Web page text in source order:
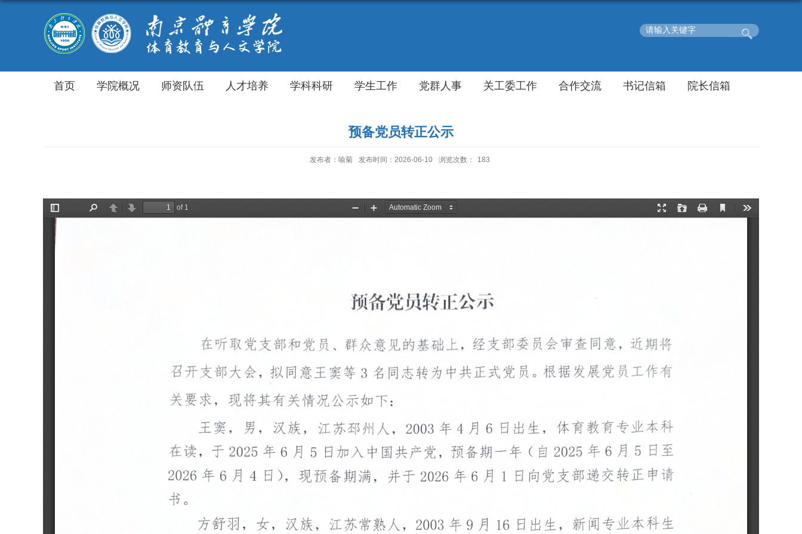
首页 学院概况 师资队伍 人才培养 学科科研 学生工作 党群人事 关工委工作 合作交流 书记信箱 院长信箱
预备党员转正公示
发布者：喻菊 发布时间：2026-06-10 浏览次数： 183